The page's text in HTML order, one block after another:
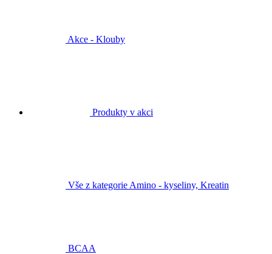
Akce - Klouby
Produkty v akci
Vše z kategorie Amino - kyseliny, Kreatin
BCAA